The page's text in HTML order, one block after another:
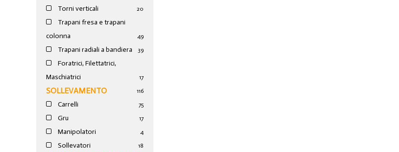
Torni verticali 20
Trapani fresa e trapani
colonna
49
Trapani radiali a bandiera 39
Foratrici, Filettatrici,
Maschiatrici
17
SOLLEVAMENTO 116
Carrelli 75
Gru 17
Manipolatori 4
Sollevatori 18